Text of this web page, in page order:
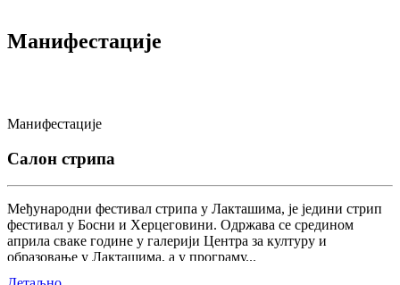
Манифестације
Манифестације
Салон стрипа
Међународни фестивал стрипа у Лакташима, је једини стрип
фестивал у Босни и Херцеговини. Одржава се средином
априла сваке године у галерији Центра за културу и
образовање у Лакташима, а у програму...